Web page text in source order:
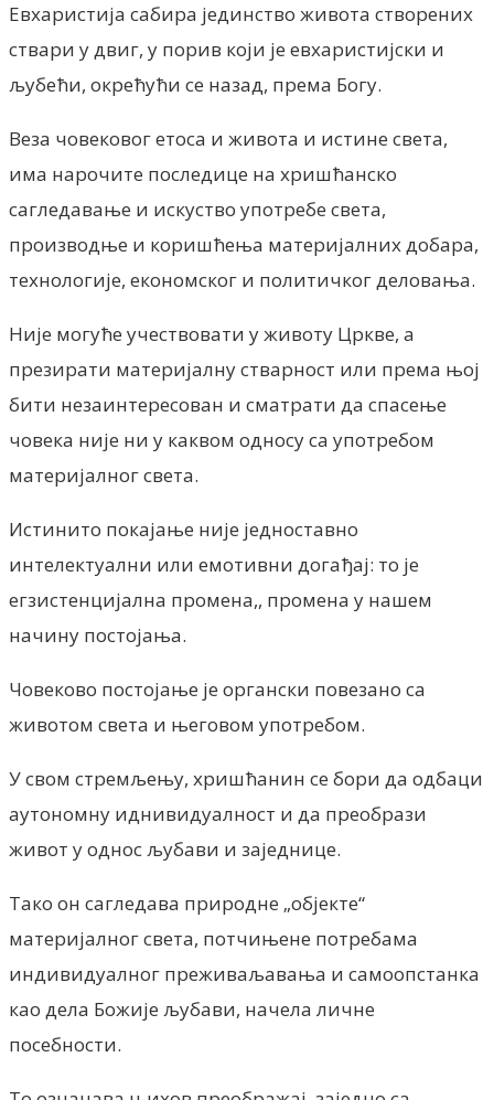
Евхаристија сабира јединство живота створених
ствари у двиг, у порив који је евхаристијски и
љубећи, окрећући се назад, према Богу.
Веза човековог етоса и живота и истине света,
има нарочите последице на хришћанско
сагледавање и искуство употребе света,
производње и коришћења материјалних добара,
технологије, економског и политичког деловања.
Није могуће учествовати у животу Цркве, а
презирати материјалну стварност или према њој
бити незаинтересован и сматрати да спасење
човека није ни у каквом односу са употребом
материјалног света.
Истинито покајање није једноставно
интелектуални или емотивни догађај: то је
егзистенцијална промена,, промена у нашем
начину постојања.
Човеково постојање је органски повезано са
животом света и његовом употребом.
У свом стремљењу, хришћанин се бори да одбаци
аутономну иднивидуалност и да преобрази
живот у однос љубави и заједнице.
Тако он сагледава природне „објекте“
материјалног света, потчињене потребама
индивидуалног преживаљавања и самоопстанка
као дела Божије љубави, начела личне
посебности.